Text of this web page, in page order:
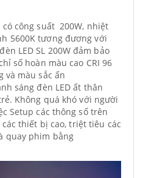
có công suất 200W, nhiệt
5600K tương đương với
LED SL 200W đảm bảo
số hoàn màu cao CRI 96
và màu sắc ấn
sáng đèn LED ất thân
Không quá khó với người
Setup các thông số trên
thiết bị cao, triệt tiêu các
quay phim bằng